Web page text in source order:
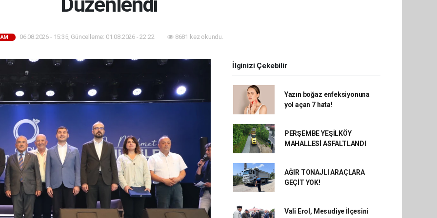
06.08.2026 - 15:35, Güncelleme: 01.08.2026 - 22:22 8681 kez okundu.
İlginizi Çekebilir
Yazın boğaz enfeksiyonuna
yol açan 7 hata!
PERŞEMBE YEŞİLKÖY
MAHALLESİ ASFALTLANDI
AĞIR TONAJLI ARAÇLARA
GEÇİT YOK!
Vali Erol, Mesudiye İlçesini